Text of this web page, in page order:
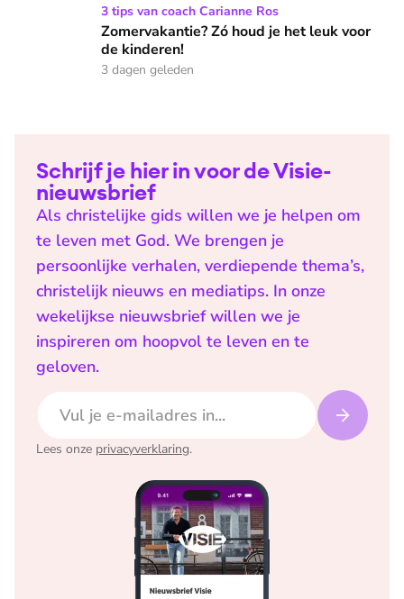
Zomervakantie? Zó houd je het leuk voor de kinderen!
3 tips van coach Carianne Ros
Zomervakantie? Zó houd je het leuk voor
de kinderen!
3 dagen geleden
Schrijf je hier in voor de Visie-
nieuwsbrief
Als christelijke gids willen we je helpen om
te leven met God. We brengen je
persoonlijke verhalen, verdiepende thema’s,
christelijk nieuws en mediatips. In onze
wekelijkse nieuwsbrief willen we je
inspireren om hoopvol te leven en te
geloven.
Lees onze privacyverklaring.